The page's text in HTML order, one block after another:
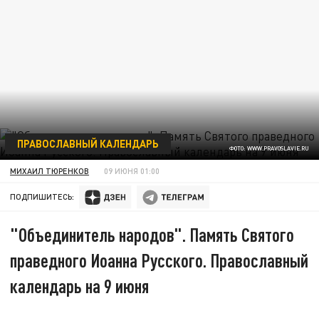
ФОТО: WWW.PRAVOSLAVIE.RU
ПРАВОСЛАВНЫЙ КАЛЕНДАРЬ
МИХАИЛ ТЮРЕНКОВ 09 ИЮНЯ 01:00
ПОДПИШИТЕСЬ:
"Объединитель народов". Память Святого
праведного Иоанна Русского. Православный
календарь на 9 июня